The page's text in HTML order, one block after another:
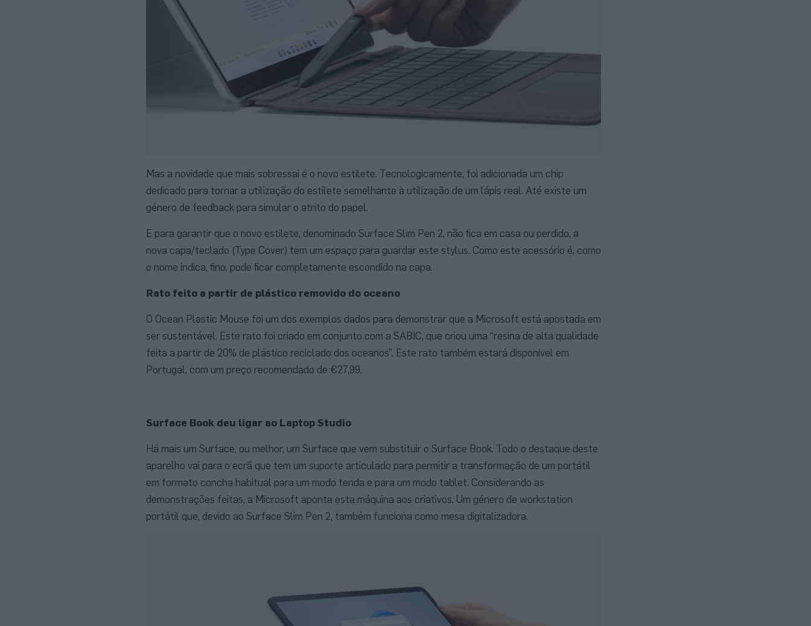
Mas a novidade que mais sobressai é o novo estilete. Tecnologicamente, foi adicionada um chip
dedicado para tornar a utilização do estilete semelhante à utilização de um lápis real. Até existe um
género de feedback para simular o atrito do papel.
E para garantir que o novo estilete, denominado Surface Slim Pen 2, não fica em casa ou perdido, a
nova capa/teclado (Type Cover) tem um espaço para guardar este stylus. Como este acessório é, como
o nome indica, fino, pode ficar completamente escondido na capa.
Rato feito a partir de plástico removido do oceano
O Ocean Plastic Mouse foi um dos exemplos dados para demonstrar que a Microsoft está apostada em
ser sustentável. Este rato foi criado em conjunto com a SABIC, que criou uma “resina de alta qualidade
feita a partir de 20% de plástico reciclado dos oceanos”. Este rato também estará disponível em
Portugal, com um preço recomendado de €27,99.
Surface Book deu ligar ao Laptop Studio
Há mais um Surface, ou melhor, um Surface que vem substituir o Surface Book. Todo o destaque deste
aparelho vai para o ecrã que tem um suporte articulado para permitir a transformação de um portátil
em formato concha habitual para um modo tenda e para um modo tablet. Considerando as
demonstrações feitas, a Microsoft aponta esta máquina aos criativos. Um género de workstation
portátil que, devido ao Surface Slim Pen 2, também funciona como mesa digitalizadora.